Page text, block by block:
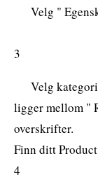
Velg "
3
Velg
ligger mellom "
overskrifter.
Finn ditt
4